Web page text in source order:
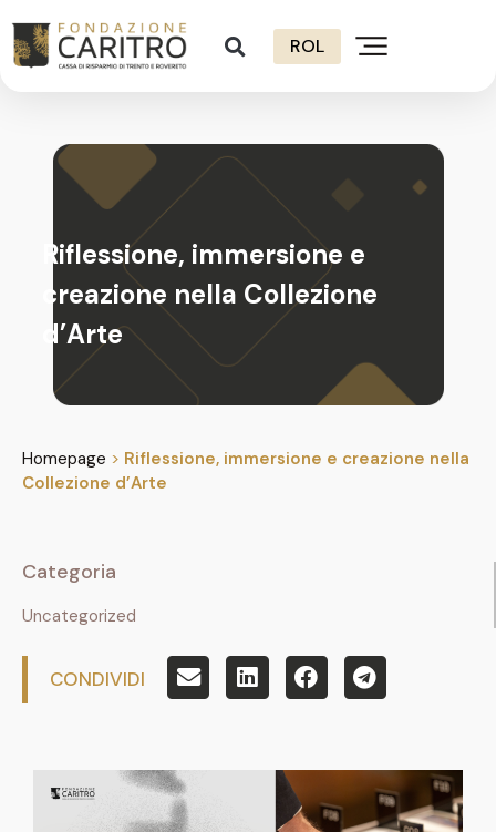
ROL
Riflessione, immersione e
creazione nella Collezione
d’Arte
Homepage > Riflessione, immersione e creazione nella
Collezione d’Arte
Categoria
Uncategorized
CONDIVIDI